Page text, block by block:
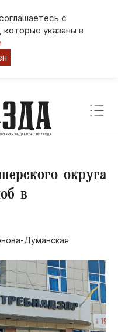
с
указаны в
округа
в
Думанская